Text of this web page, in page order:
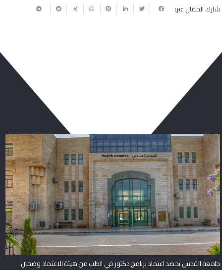
شارك المقال عبر:
جامعة القدس تحصد اعتماد برنامج دكتور في الطب من هيئة الاعتماد وضمان